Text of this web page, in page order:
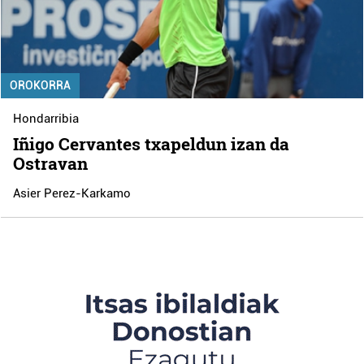
OROKORRA
Hondarribia
Iñigo Cervantes txapeldun izan da
Ostravan
Asier Perez-Karkamo